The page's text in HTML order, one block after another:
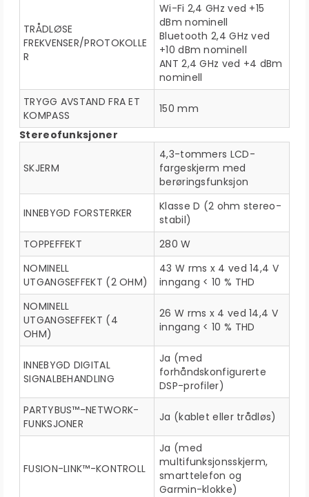
TRÅDLØSE
FREKVENSER/PROTOKOLLE
R
Wi-Fi 2,4 GHz ved +15
dBm nominell
Bluetooth 2,4 GHz ved
+10 dBm nominell
ANT 2,4 GHz ved +4 dBm
nominell
TRYGG AVSTAND FRA ET
KOMPASS
150 mm
Stereofunksjoner
SKJERM
4,3-tommers LCD-
fargeskjerm med
berøringsfunksjon
INNEBYGD FORSTERKER
Klasse D (2 ohm stereo-
stabil)
TOPPEFFEKT
280 W
NOMINELL
UTGANGSEFFEKT (2 OHM)
43 W rms x 4 ved 14,4 V
inngang < 10 % THD
NOMINELL
UTGANGSEFFEKT (4
OHM)
26 W rms x 4 ved 14,4 V
inngang < 10 % THD
INNEBYGD DIGITAL
SIGNALBEHANDLING
Ja (med
forhåndskonfigurerte
DSP-profiler)
PARTYBUS™-NETWORK-
FUNKSJONER
Ja (kablet eller trådløs)
FUSION-LINK™-KONTROLL
Ja (med
multifunksjonsskjerm,
smarttelefon og
Garmin-klokke)